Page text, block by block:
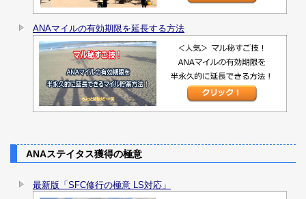
ANAマイルの有効期限を延長する方法
ANAステイタス獲得の極意
最新版「SFC修行の極意 LS対応」